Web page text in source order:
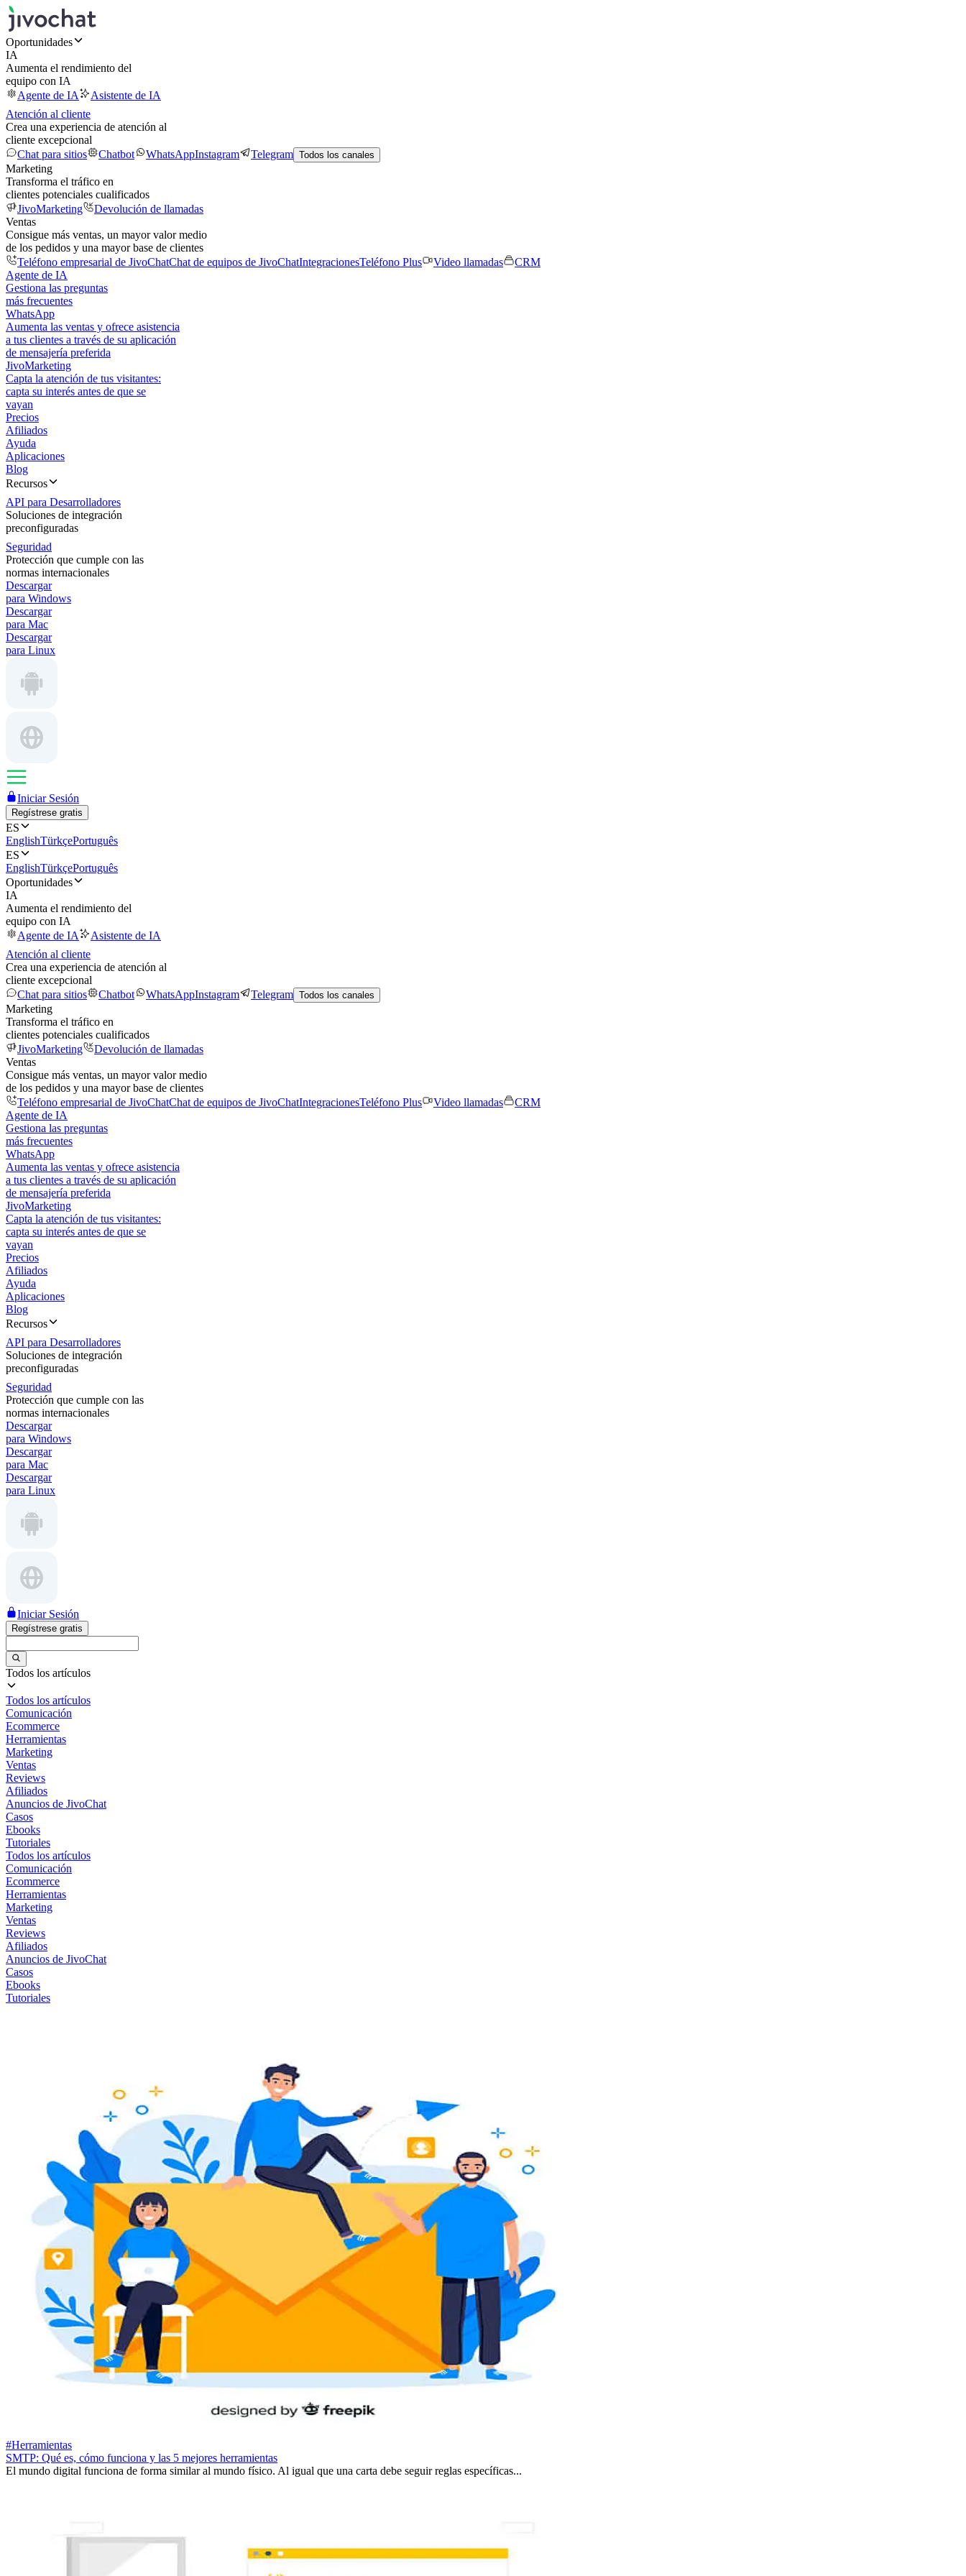
Oportunidades
IA
Aumenta el rendimiento del
equipo con IA
Agente de IA
Asistente de IA
Atención al cliente
Crea una experiencia de atención al
cliente excepcional
Chat para sitios
Chatbot WhatsAppInstagram Telegram Todos los canales
Marketing
Transforma el tráfico en
clientes potenciales cualificados
JivoMarketing
Devolución de llamadas
Ventas
Consigue más ventas, un mayor valor medio
de los pedidos y una mayor base de clientes
Teléfono empresarial de JivoChatChat de equipos de JivoChatIntegracionesTeléfono Plus Video llamadas
CRM
Agente de IA
Gestiona las preguntas
más frecuentes
WhatsApp
Aumenta las ventas y ofrece asistencia
a tus clientes a través de su aplicación
de mensajería preferida
JivoMarketing
Capta la atención de tus visitantes:
capta su interés antes de que se
vayan
Precios
Afiliados
Ayuda
Aplicaciones
Blog
Recursos
API para Desarrolladores
Soluciones de integración
preconfiguradas
Seguridad
Protección que cumple con las
normas internacionales
Descargar
para Windows
Descargar
para Mac
Descargar
para Linux
Iniciar Sesión
Regístrese gratis
ES
EnglishTürkçePortuguês
ES
EnglishTürkçePortuguês
Oportunidades
IA
Aumenta el rendimiento del
equipo con IA
Agente de IA
Asistente de IA
Atención al cliente
Crea una experiencia de atención al
cliente excepcional
Chat para sitios
Chatbot WhatsAppInstagram Telegram Todos los canales
Marketing
Transforma el tráfico en
clientes potenciales cualificados
JivoMarketing
Devolución de llamadas
Ventas
Consigue más ventas, un mayor valor medio
de los pedidos y una mayor base de clientes
Teléfono empresarial de JivoChatChat de equipos de JivoChatIntegracionesTeléfono Plus Video llamadas
CRM
Agente de IA
Gestiona las preguntas
más frecuentes
WhatsApp
Aumenta las ventas y ofrece asistencia
a tus clientes a través de su aplicación
de mensajería preferida
JivoMarketing
Capta la atención de tus visitantes:
capta su interés antes de que se
vayan
Precios
Afiliados
Ayuda
Aplicaciones
Blog
Recursos
API para Desarrolladores
Soluciones de integración
preconfiguradas
Seguridad
Protección que cumple con las
normas internacionales
Descargar
para Windows
Descargar
para Mac
Descargar
para Linux
Iniciar Sesión
Regístrese gratis
Todos los artículos
Todos los artículos
Comunicación
Ecommerce
Herramientas
Marketing
Ventas
Reviews
Afiliados
Anuncios de JivoChat
Casos
Ebooks
Tutoriales
Todos los artículos
Comunicación
Ecommerce
Herramientas
Marketing
Ventas
Reviews
Afiliados
Anuncios de JivoChat
Casos
Ebooks
Tutoriales
#Herramientas
SMTP: Qué es, cómo funciona y las 5 mejores herramientas
El mundo digital funciona de forma similar al mundo físico. Al igual que una carta debe seguir reglas específicas...